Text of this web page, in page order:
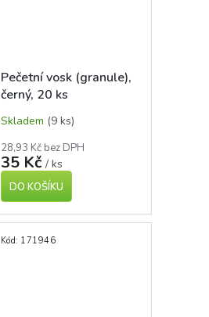
Pečetní vosk (granule),
černý, 20 ks
Skladem (9 ks)
28,93 Kč bez DPH
35 Kč / ks
DO KOŠÍKU
Kód: 171946